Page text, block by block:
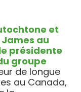
et
au
présidente
groupe
de longue
au Canada,